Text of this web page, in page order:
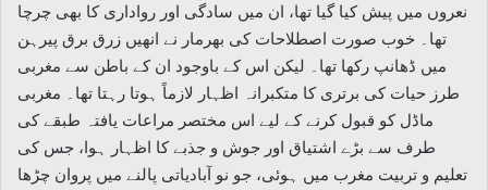
نعروں میں پیش کیا گیا تھا، ان میں سادگی اور رواداری کا بھی چرچا
تھا۔ خوب صورت اصطلاحات کی بھرمار نے انھیں زرق برق پیرہن
میں ڈھانپ رکھا تھا۔ لیکن اس کے باوجود ان کے باطن سے مغربی
طرز حیات کی برتری کا متکبرانہ اظہار لازماً ہوتا رہتا تھا۔ مغربی
ماڈل کو قبول کرنے کے لیے اس مختصر مراعات یافتہ طبقے کی
طرف سے بڑے اشتیاق اور جوش و جذبے کا اظہار ہوا، جس کی
تعلیم و تربیت مغرب میں ہوئی، جو نو آبادیاتی پالنے میں پروان چڑھا